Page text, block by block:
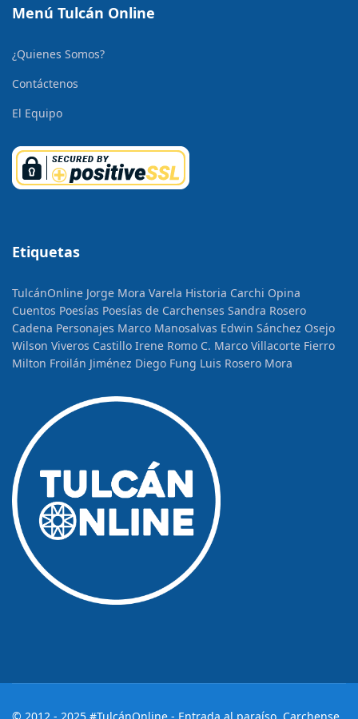
Menú Tulcán Online
¿Quienes Somos?
Contáctenos
El Equipo
Etiquetas
TulcánOnline Jorge Mora Varela Historia Carchi Opina
Cuentos Poesías Poesías de Carchenses Sandra Rosero
Cadena Personajes Marco Manosalvas Edwin Sánchez Osejo
Wilson Viveros Castillo Irene Romo C. Marco Villacorte Fierro
Milton Froilán Jiménez Diego Fung Luis Rosero Mora